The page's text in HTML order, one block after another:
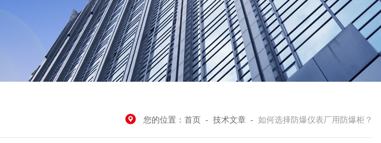
您的位置： 首页 - 技术文章 - 如何选择防爆仪表厂用防爆柜？